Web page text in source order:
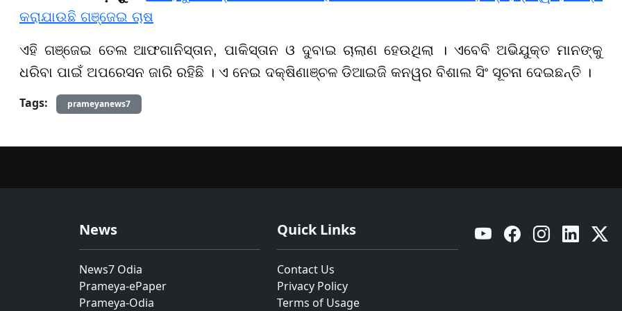
କରାଯାଉଛି ଗଞ୍ଜେଇ ଚାଷ
ଏହି ଗଞ୍ଜେଇ ତେଲ ଆଫଗାନିସ୍ତାନ, ପାକିସ୍ତାନ ଓ ଦୁବାଇ ଚାଲାଣ ହେଉଥିଲା । ଏବେବି ଅଭିଯୁକ୍ତ ମାନଙ୍କୁ
ଧରିବା ପାଇଁ ଅପରେସନ ଜାରି ରହିଛି । ଏ ନେଇ ଦକ୍ଷିଣାଞ୍ଚଳ ଡିଆଇଜି କନୱର ବିଶାଲ ସିଂ ସୂଚନା ଦେଇଛନ୍ତି ।
Tags:
prameyanews7
News
News7 Odia
Prameya-ePaper
Prameya-Odia
Quick Links
Contact Us
Privacy Policy
Terms of Usage
YouTube Facebook Instagram